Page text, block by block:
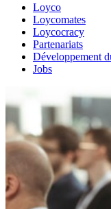
Loyco
Loycomates
Loycocracy
Partenariats
Développement
Jobs